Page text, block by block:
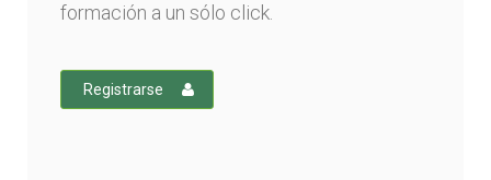
formación a un sólo click.
Registrarse